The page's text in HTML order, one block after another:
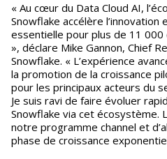
« Au cœur du Data Cloud AI,
Snowflake accélère
essentielle pour plus de 11
», déclare Mike Gannon, Chief
Snowflake. « L’expérience
la promotion de la croissance
pour les principaux acteurs du
Je suis ravi de faire évoluer
Snowflake via cet écosystème.
notre programme channel et
phase de croissance